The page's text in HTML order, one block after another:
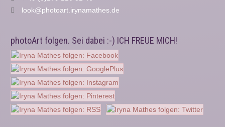
look@photoart.irynamathes.de
photoArt folgen. Sei dabei :-) ICH FREUE MICH!